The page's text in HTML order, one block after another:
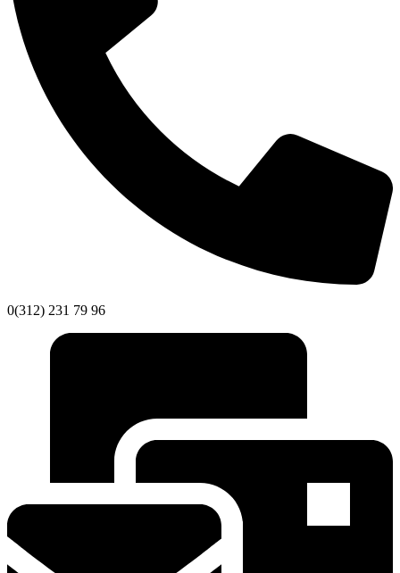
0(312) 231 79 96